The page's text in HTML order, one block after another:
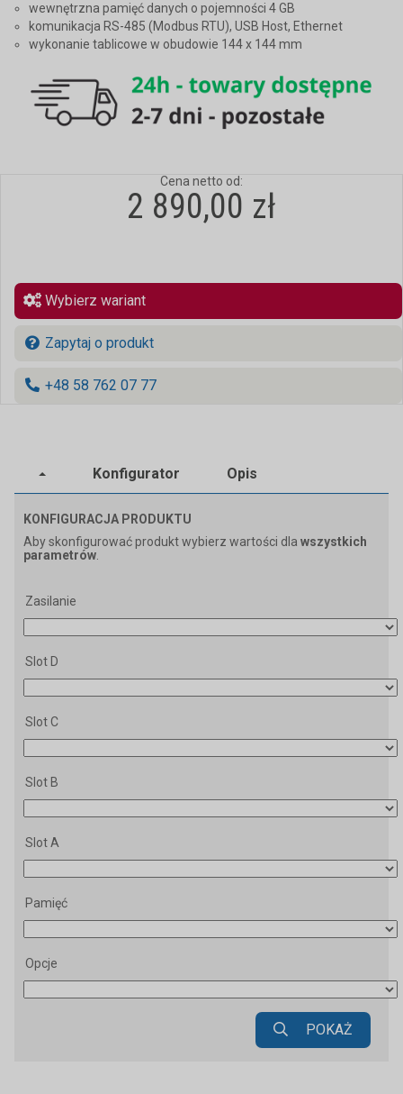
wewnętrzna pamięć danych o pojemności 4 GB
komunikacja RS-485 (Modbus RTU), USB Host, Ethernet
wykonanie tablicowe w obudowie 144 x 144 mm
Cena netto od:
2 890,00 zł
Wybierz wariant
Zapytaj o produkt
+48 58 762 07 77
Konfigurator Opis
KONFIGURACJA PRODUKTU
Aby skonfigurować produkt wybierz wartości dla wszystkich
parametrów
Zasilanie
Slot D
Slot C
Slot B
Slot A
Pamięć
Opcje
POKAŻ